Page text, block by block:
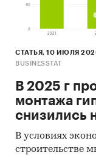
СТАТЬЯ, 10 ИЮЛЯ
BUSINESSTAT
В 2025 г
монтажа
снизились
В условиях
строительстве